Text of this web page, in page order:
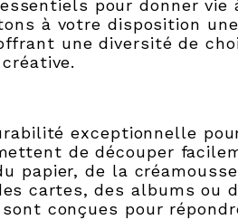
pour donner vie
à votre disposition
une diversité de
exceptionnelle
de découper
papier, de la
cartes, des albums ou
conçues pour